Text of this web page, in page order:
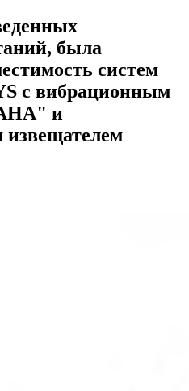
была
систем
с вибрационным
и
извещателем